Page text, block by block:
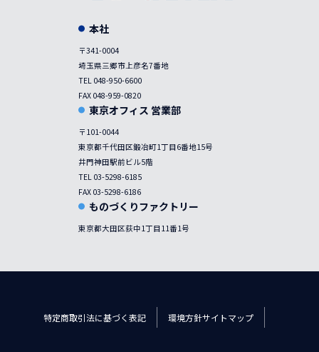
本社
〒341-0004
埼玉県三郷市上彦名7番地
TEL 048-950-6600
FAX 048-959-0820
東京オフィス 営業部
〒101-0044
東京都千代田区鍛冶町1丁目6番地15号
井門神田駅前ビル5階
TEL 03-5298-6185
FAX 03-5298-6186
ものづくりファクトリー
東京都大田区荻中1丁目11番1号
特定商取引法に基づく表記 環境方針サイトマップ